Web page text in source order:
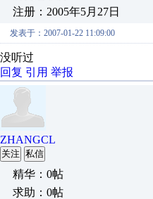
注册：2005年5月27日
发表于：2007-01-22 11:09:00
没听过
回复 引用 举报
ZHANGCL
关注 私信
精华：0帖
求助：0帖